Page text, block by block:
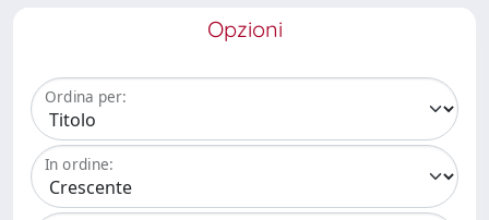
Opzioni
Ordina per:
In ordine: